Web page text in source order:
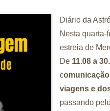
Diário da
Nesta quarta-
estreia de
De 11.08 a
c
viagens e
passando